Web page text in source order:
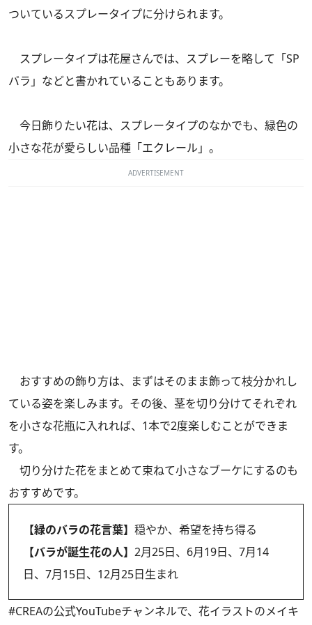
ついているスプレータイプに分けられます。
スプレータイプは花屋さんでは、スプレーを略して「SP
バラ」などと書かれていることもあります。
今日飾りたい花は、スプレータイプのなかでも、緑色の
小さな花が愛らしい品種「エクレール」。
ADVERTISEMENT
おすすめの飾り方は、まずはそのまま飾って枝分かれし
ている姿を楽しみます。その後、茎を切り分けてそれぞれ
を小さな花瓶に入れれば、1本で2度楽しむことができま
す。
切り分けた花をまとめて束ねて小さなブーケにするのも
おすすめです。
【緑のバラの花言葉】 穏やか、希望を持ち得る
【バラが誕生花の人】 2月25日、6月19日、7月14
日、7月15日、12月25日生まれ
#CREAの公式YouTubeチャンネルで、花イラストのメイキ